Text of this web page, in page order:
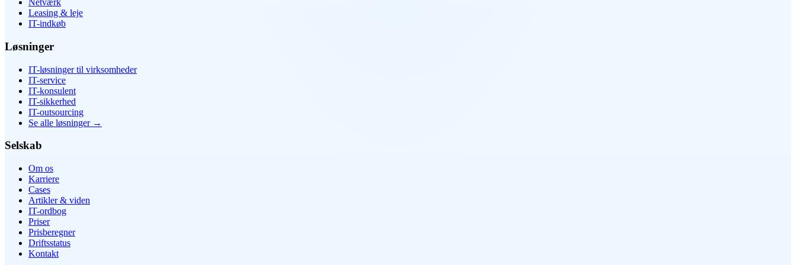
Netværk
Leasing & leje
IT-indkøb
Løsninger
IT-løsninger til virksomheder
IT-service
IT-konsulent
IT-sikkerhed
IT-outsourcing
Se alle løsninger→
Selskab
Om os
Karriere
Cases
Artikler & viden
IT-ordbog
Priser
Prisberegner
Driftsstatus
Kontakt